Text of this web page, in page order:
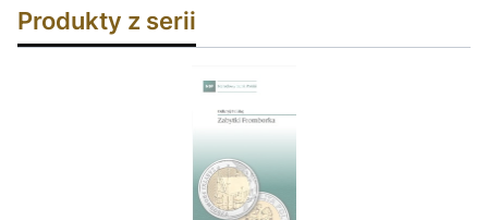
Produkty z serii